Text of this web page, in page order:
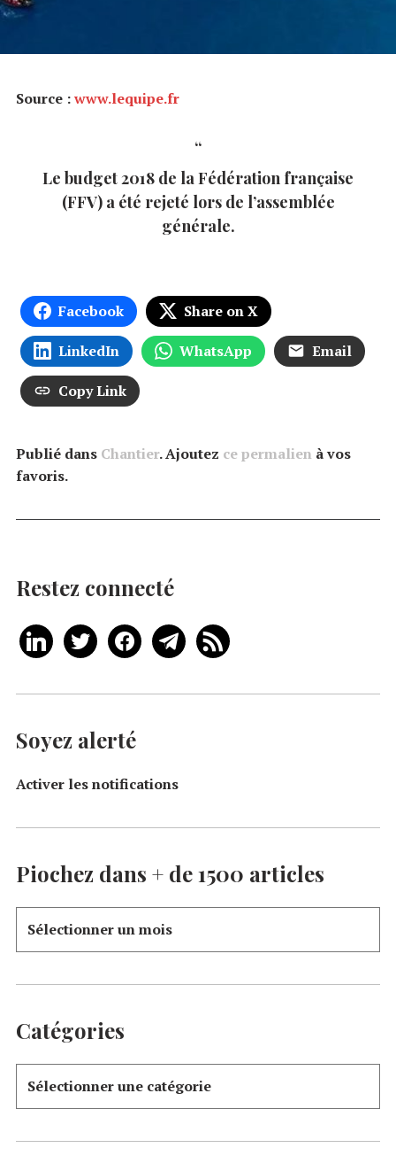
Source :www.lequipe.fr
Le budget 2018 de la Fédération française
(FFV) a été rejeté lors de l’assemblée
générale.
Facebook Share on X
LinkedIn WhatsApp Email
Copy Link
Publié dans Chantier. Ajoutez ce permalien à vos
favoris.
Restez connecté
Soyez alerté
Activer les notifications
Piochez dans + de 1500 articles
Catégories